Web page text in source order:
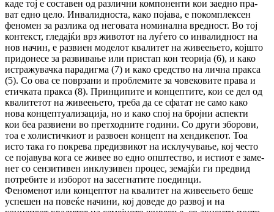
каде тој е сос­тавен од раз­лични компоненти кои заедно пра­
ват едно цело. Инвалидноста, како по­ја­ва, е по­ком­плексен
феномен за разлика од не­говата но­ми­нална вредност. Во тој
кон­текст, гле­дај­ќи врз животот на луѓето со ин­ва­лидност на
нов на­чин, е развиен моделот ква­литет на жи­вее­ње­то, којшто
придонесе за раз­вивање или прис­тап кон теорија (6), и како
ис­тра­жу­вач­ка парадигма (7) и како сред­ство на лична прак­са
(5). Со ова се по­врзани и проблемите за човековите права и
етич­ката пракса (8). Прин­ципите и кон­цеп­ти­те, кои се дел од
ква­ли­тетот на живеењето, тре­ба да се сфатат не само како
нова кон­цептуализација, но и како спој на бројни аспекти
кои беа развиени во прет­ходните години. Со други зборови,
тоа е хо­лис­тич­киот и развоен концепт на хен­ди­ке­пот. Тоа
исто така го покрева предизвикот на ис­клу­чу­вање, кој често
се појавува кога се живее во едно општество, и истиот е за­ме­
нет со сен­зитивен инклузивен процес, зе­мајќи ги пред­вид
потребите и изборот на за­сег­на­ти­те поедин­ци.
Феноменот или концептот на квалитет на жи­веењето беше
успешен на повеќе начини, кој доведе до развој и на